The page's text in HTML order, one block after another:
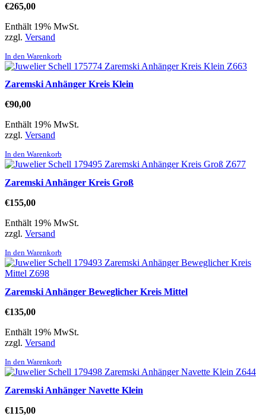
€265,00
Enthält 19% MwSt.
zzgl. Versand
In den Warenkorb
Zaremski Anhänger Kreis Klein
€90,00
Enthält 19% MwSt.
zzgl. Versand
In den Warenkorb
Zaremski Anhänger Kreis Groß
€155,00
Enthält 19% MwSt.
zzgl. Versand
In den Warenkorb
Zaremski Anhänger Beweglicher Kreis Mittel
€135,00
Enthält 19% MwSt.
zzgl. Versand
In den Warenkorb
Zaremski Anhänger Navette Klein
€115,00